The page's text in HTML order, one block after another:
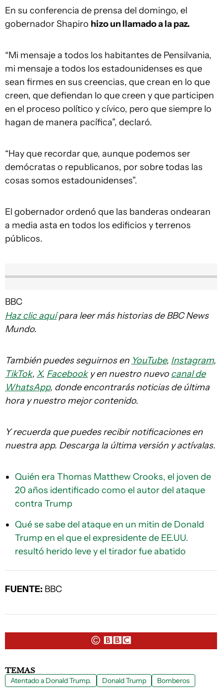
En su conferencia de prensa del domingo, el
gobernador Shapiro hizo un llamado a la paz.
“Mi mensaje a todos los habitantes de Pensilvania,
mi mensaje a todos los estadounidenses es que
sean firmes en sus creencias, que crean en lo que
creen, que defiendan lo que creen y que participen
en el proceso político y cívico, pero que siempre lo
hagan de manera pacífica”, declaró.
“Hay que recordar que, aunque podemos ser
demócratas o republicanos, por sobre todas las
cosas somos estadounidenses”.
El gobernador ordenó que las banderas ondearan
a media asta en todos los edificios y terrenos
públicos.
BBC
Haz clic aquípara leer más historias de BBC News
Mundo.
También puedes seguirnos en YouTube, Instagram,
TikTok, X, Facebooky en nuestro nuevo canal de
WhatsApp, donde encontrarás noticias de última
hora y nuestro mejor contenido.
Y recuerda que puedes recibir notificaciones en
nuestra app. Descarga la última versión y actívalas.
Quién era Thomas Matthew Crooks, el joven de
20 años identificado como el autor del ataque
contra Trump
Qué se sabe del ataque en un mitin de Donald
Trump en el que el expresidente de EE.UU.
resultó herido leve y el tirador fue abatido
FUENTE: BBC
TEMAS
Atentado a Donald Trump. Donald Trump Bomberos